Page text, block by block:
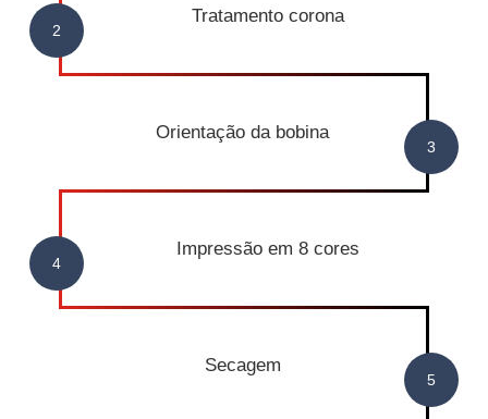
Tratamento corona
Orientação da bobina
Impressão em 8 cores
Secagem